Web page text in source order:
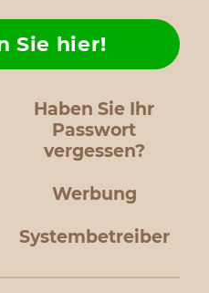
Haben Sie Ihr
Passwort
vergessen?
Sie hier!
Werbung
Systembetreiber